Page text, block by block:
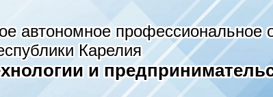
автономное профессиональное
Карелия
и